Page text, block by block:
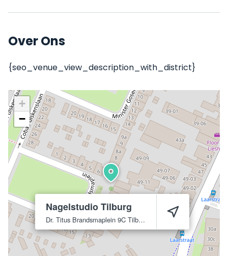
Over Ons
{seo_venue_view_description_with_district}
Nagelstudio Tilburg
Dr. Titus Brandsmaplein 9C Tilburg 5025 WC
+
−